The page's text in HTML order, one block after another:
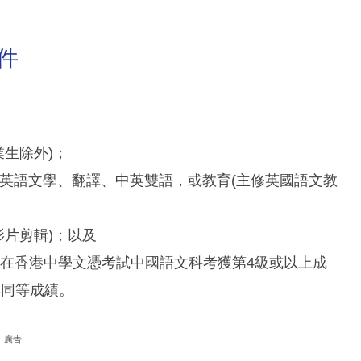
除外)；
語文學、翻譯、中英雙語，或教育(主修英國語文教
剪輯)；以及
香港中學文憑考試中國語文科考獲第4級或以上成
等成績。
廣告